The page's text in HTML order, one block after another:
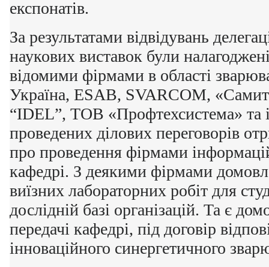
експонатів.
За результатами відвідувань
наукових виставок були
відомими фірмами в області
Україна, ESAB, SVARCOM,
“IDEL”, ТОВ «Профтехсистема» та
проведених ділових переговорів
про проведення фірмами
кафедрі. З деякими фірмами
виїзних лабораторних робіт для
дослідній базі організацій. Та є
передачі кафедрі, під договір
інноваційного синергетичного